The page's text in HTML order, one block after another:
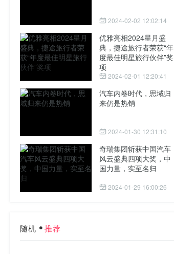
2024-02-02 12:02:14
优雅亮相2024星月盛
典，捷途旅行者荣获“年
度最佳明星旅行伙伴”奖
项
2024-02-01 12:20:41
汽车内卷时代，思域归
来仍是热销
2024-01-30 12:31:10
奇瑞集团斩获中国汽车
风云盛典四项大奖，中
国力量，实至名归
2024-01-29 16:00:26
随机 推荐